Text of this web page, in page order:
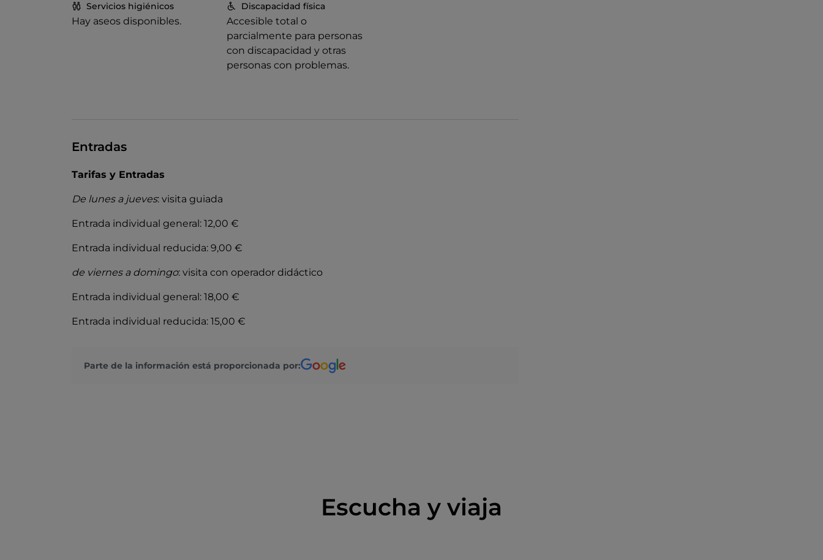
Servicios higiénicos
Hay aseos disponibles.
Discapacidad física
Accesible total o
parcialmente para personas
con discapacidad y otras
personas con problemas.
Entradas
Tarifas y Entradas
De lunes a jueves: visita guiada
Entrada individual general: 12,00 €
Entrada individual reducida: 9,00 €
de viernes a domingo: visita con operador didáctico
Entrada individual general: 18,00 €
Entrada individual reducida: 15,00 €
Parte de la información está proporcionada por:
Escucha y viaja